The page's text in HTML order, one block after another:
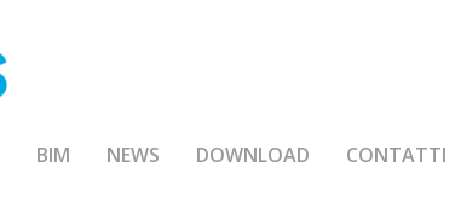
BIM NEWS DOWNLOAD CONTATTI